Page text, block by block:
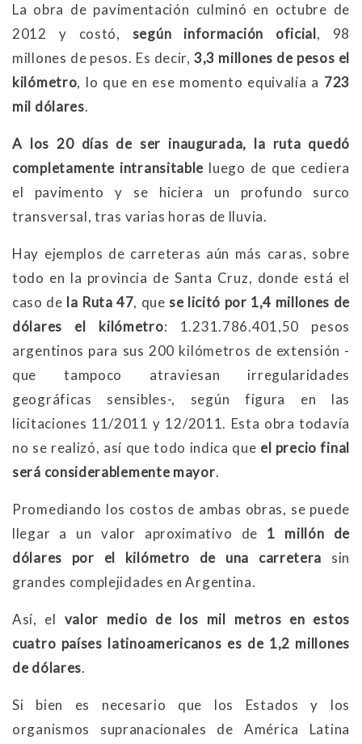
La obra de pavimentación culminó en octubre de
2012 y costó, según información oficial, 98
millones de pesos. Es decir,3,3 millones de pesos el
kilómetro, lo que en ese momento equivalía a 723
mil dólares.
A los 20 días de ser inaugurada, la ruta quedó
completamente intransitable luego de que cediera
el pavimento y se hiciera un profundo surco
transversal, tras varias horas de lluvia.
Hay ejemplos de carreteras aún más caras, sobre
todo en la provincia de Santa Cruz, donde está el
caso de la Ruta 47, que se licitó por 1,4 millones de
dólares el kilómetro: 1.231.786.401,50 pesos
argentinos para sus 200 kilómetros de extensión -
que tampoco atraviesan irregularidades
geográficas sensibles-, según figura en las
licitaciones 11/2011 y 12/2011. Esta obra todavía
no se realizó, así que todo indica que el precio final
será considerablemente mayor.
Promediando los costos de ambas obras, se puede
llegar a un valor aproximativo de 1 millón de
dólares por el kilómetro de una carretera sin
grandes complejidades en Argentina.
Así, el valor medio de los mil metros en estos
cuatro países latinoamericanos es de 1,2 millones
de dólares.
Si bien es necesario que los Estados y los
organismos supranacionales de América Latina